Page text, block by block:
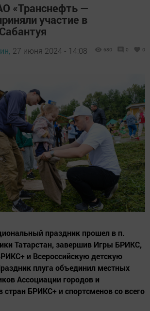
«Транснефть —
участие в
27 июня 2024 - 14:08 680 0 0
праздник прошел в п.
Татарстан, завершив Игры БРИКС,
и Всероссийскую детскую
плуга объединил местных
Ассоциации городов и
стран БРИКС+ и спортсменов со всего